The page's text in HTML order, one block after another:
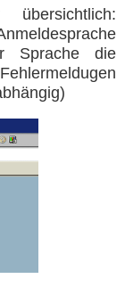
Sprache die